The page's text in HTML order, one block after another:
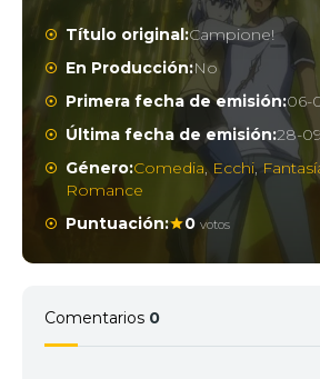
Título original:Campione!
En Producción:No
Primera fecha de emisión:06-
Última fecha de emisión:28-
Género:Comedia, Ecchi,
Romance
Puntuación:
0 votos
Comentarios 0